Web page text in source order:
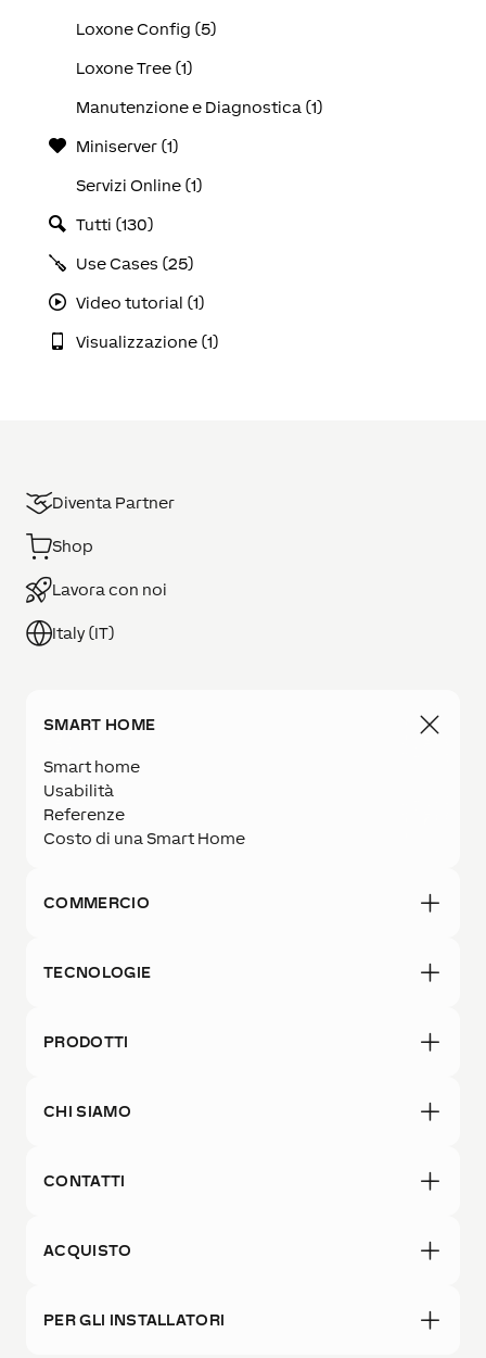
Loxone Config (5)
Loxone Tree (1)
Manutenzione e Diagnostica (1)
Miniserver (1)
Servizi Online (1)
Tutti (130)
Use Cases (25)
Video tutorial (1)
Visualizzazione (1)
Diventa Partner
Shop
Lavora con noi
Italy (IT)
SMART HOME
Smart home
Usabilità
Referenze
Costo di una Smart Home
COMMERCIO
TECNOLOGIE
PRODOTTI
CHI SIAMO
CONTATTI
ACQUISTO
PER GLI INSTALLATORI